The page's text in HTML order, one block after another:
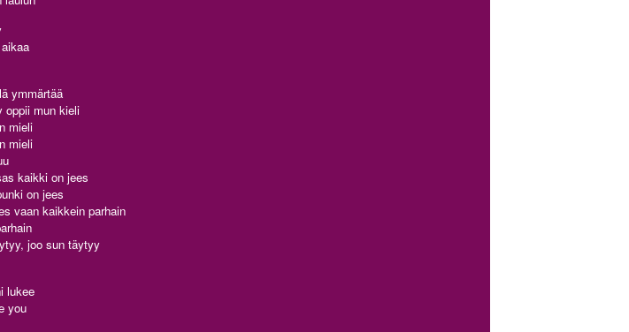
ymmärtää
oppii mun kieli
mieli
mieli
kaikki on jees
on jees
vaan kaikkein parhain
joo sun täytyy
lukee
you